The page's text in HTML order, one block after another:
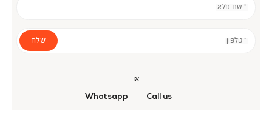
* שם מלא
* טלפון שלח
או
Call us
Whatsapp